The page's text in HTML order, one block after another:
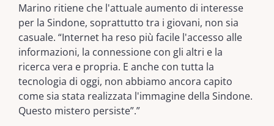
Marino ritiene che l'attuale aumento di interesse
per la Sindone, soprattutto tra i giovani, non sia
casuale. “Internet ha reso più facile l'accesso alle
informazioni, la connessione con gli altri e la
ricerca vera e propria. E anche con tutta la
tecnologia di oggi, non abbiamo ancora capito
come sia stata realizzata l'immagine della Sindone.
Questo mistero persiste”.”